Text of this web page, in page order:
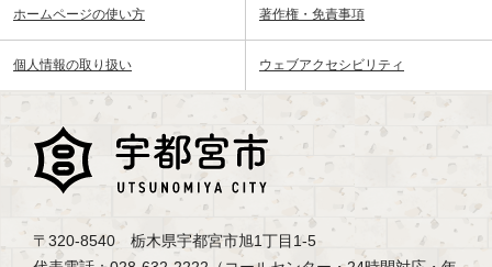
ホームページの使い方 著作権・免責事項
個人情報の取り扱い ウェブアクセシビリティ
〒320-8540 栃木県宇都宮市旭1丁目1-5